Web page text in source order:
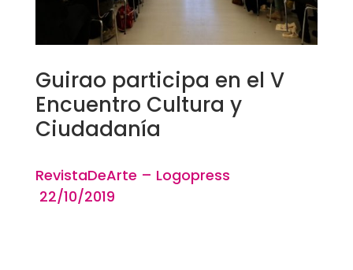
Guirao participa en el V
Encuentro Cultura y
Ciudadanía
RevistaDeArte – Logopress
22/10/2019